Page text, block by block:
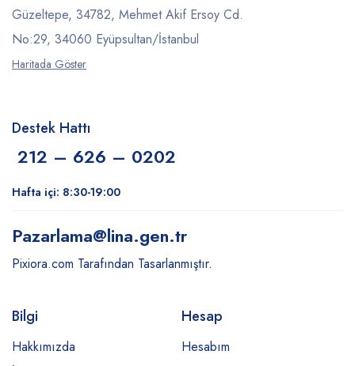
Güzeltepe, 34782, Mehmet Akif Ersoy Cd.
No:29, 34060 Eyüpsultan/İstanbul
Haritada Göster
Destek Hattı
212 – 626 – 0202
Hafta içi: 8:30-19:00
Pazarlama@lina.gen.tr
Pixiora.com Tarafından Tasarlanmıştır.
Bilgi
Hakkımızda
Hesap
Hesabım